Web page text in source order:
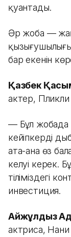
қуантады.
Әр жоба —
бар екенін
Қазбек
актер, Пликли
— Бұл жобада
кейіпкерді
ата-ана өз
келуі керек.
тіліміздегі
инвестиция.
Айжұлдыз
актриса, Нани